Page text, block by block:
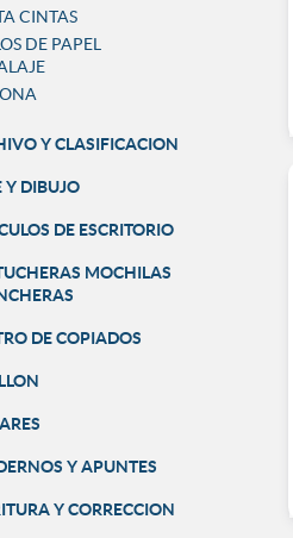
CINTAS
DE PAPEL
Y CLASIFICACION
Y DIBUJO
DE ESCRITORIO
MOCHILAS
DE COPIADOS
Y APUNTES
Y CORRECCION